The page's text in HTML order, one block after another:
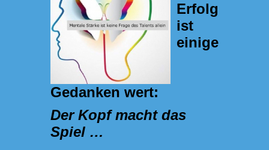
Erfolg
ist
einige
Gedanken wert:
Der Kopf macht das
Spiel …